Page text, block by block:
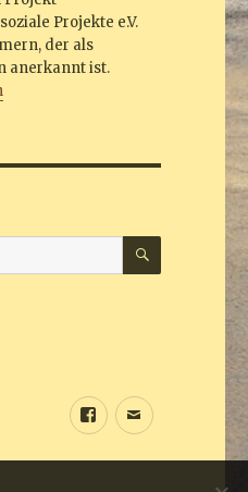
Projekte e.V.
der als
anerkannt ist.
SUCHEN
Sundine
E-